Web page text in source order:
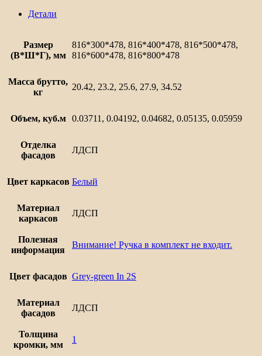
мя Детали
Размер
(В*Ш*Г), мм
816*300*478, 816*400*478, 816*500*478,
816*600*478, 816*800*478
Масса брутто,
кг
20.42, 23.2, 25.6, 27.9, 34.52
Объем, куб.м 0.03711, 0.04192, 0.04682, 0.05135, 0.05959
Отделка
фасадов
ЛДСП
Цвет каркасов Белый
Материал
каркасов
ЛДСП
Полезная
информация
Внимание! Ручка в комплект не входит.
Цвет фасадов Grey-green In 2S
Материал
фасадов
ЛДСП
Толщина
кромки, мм
1